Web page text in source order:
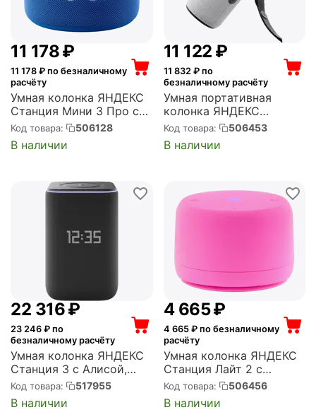
11 178₽
11 178 ₽ по безналичному
расчёту
Умная колонка ЯНДЕКС
Станция Мини 3 Про с
Алисой, Zigbee, синий
(YNDX-00059BLU)
Код товара: 506128
В наличии
11 122 ₽
11 832 ₽ по
безналичному расчёту
Умная портативная
колонка ЯНДЕКС
Станция Стрит с
Алисой, модель (серый)
(YNDX-00030GRY)
Код товара: 506453
В наличии
22 316₽
23 246 ₽ по
безналичному расчёту
Умная колонка ЯНДЕКС
Станция 3 с Алисой,
Zigbee, 50 Вт, черная
(YNDX-00060BLK)
Код товара: 517955
В наличии
4 665₽
4 665₽ по безналичному
расчёту
Умная колонка ЯНДЕКС
Станция Лайт 2 с
Алисой, без часов, 6 Вт,
розовый (YNDX-
00028PNK)
Код товара: 506456
В наличии